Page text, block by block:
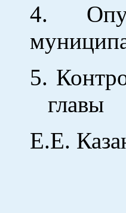
4.
5.
главы
Е.Е.